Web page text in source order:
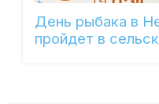
День рыбака в
пройдет в